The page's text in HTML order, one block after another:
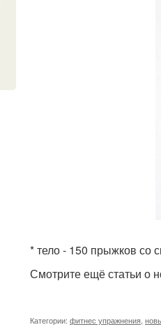
* тело - 150 прыжков со
Смотрите ещё статьи о
Категории: фитнес упражнения